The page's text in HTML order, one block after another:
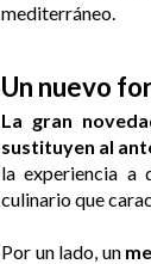
mediterráneo.
Un nuevo
La gran
sustituyen al
la experiencia a
culinario que
Por un lado, un